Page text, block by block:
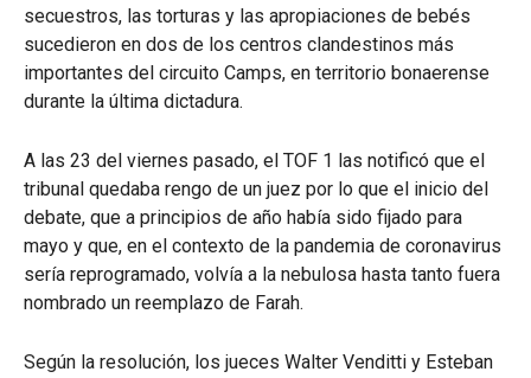
secuestros, las torturas y las apropiaciones de bebés
sucedieron en dos de los centros clandestinos más
importantes del circuito Camps, en territorio bonaerense
durante la última dictadura.
A las 23 del viernes pasado, el TOF 1 las notificó que el
tribunal quedaba rengo de un juez por lo que el inicio del
debate, que a principios de año había sido fijado para
mayo y que, en el contexto de la pandemia de coronavirus
sería reprogramado, volvía a la nebulosa hasta tanto fuera
nombrado un reemplazo de Farah.
Según la resolución, los jueces Walter Venditti y Esteban